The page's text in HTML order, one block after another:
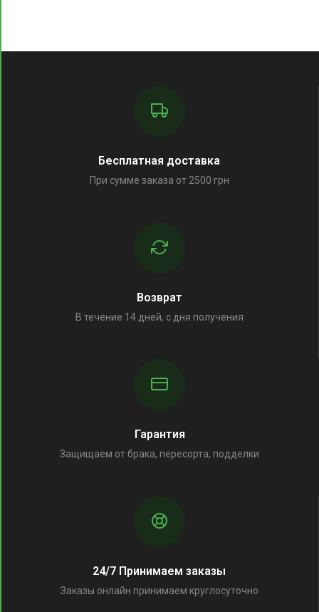
Бесплатная доставка
При сумме заказа от 2500 грн
Возврат
В течение 14 дней, с дня получения
Гарантия
Защищаем от брака, пересорта, подделки
24/7 Принимаем заказы
Заказы онлайн принимаем круглосуточно